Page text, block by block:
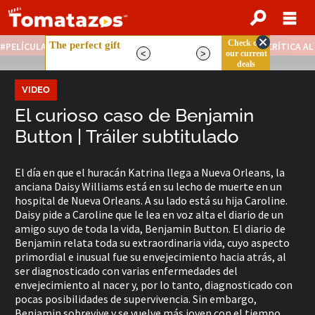
PELÍCULAS STREAMING GRATIS NOTICIAS DESTACADAS CRÍTICA
VIDEO
El curioso caso de Benjamin
Button | Tráiler subtitulado
El día en que el huracán Katrina llega a Nueva Orleans, la
anciana Daisy Williams está en su lecho de muerte en un
hospital de Nueva Orleans. A su lado está su hija Caroline.
Daisy pide a Caroline que le lea en voz alta el diario de un
amigo suyo de toda la vida, Benjamin Button. El diario de
Benjamin relata toda su extraordinaria vida, cuyo aspecto
primordial e inusual fue su envejecimiento hacia atrás, al
ser diagnosticado con varias enfermedades del
envejecimiento al nacer y, por lo tanto, diagnosticado con
pocas posibilidades de supervivencia. Sin embargo,